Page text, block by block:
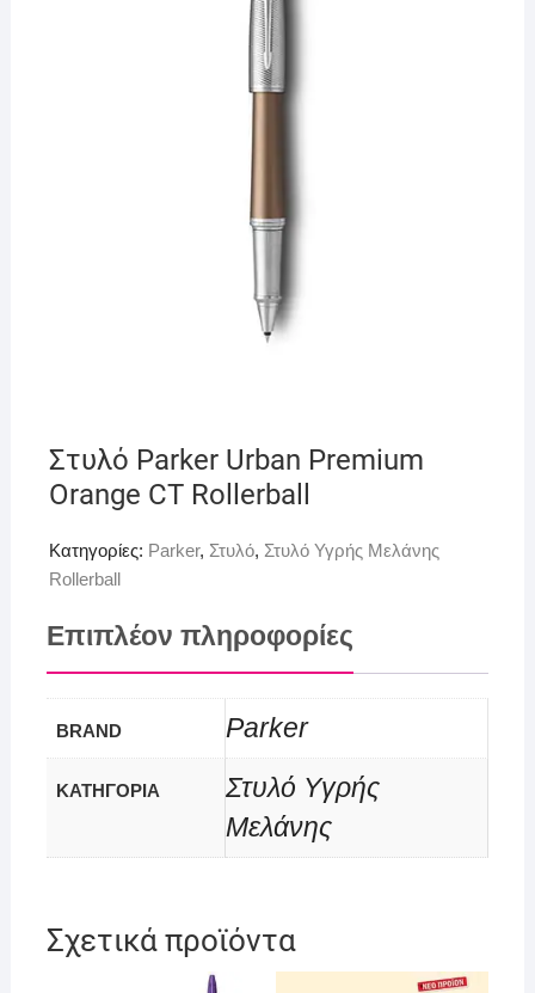
Στυλό Parker Urban Premium
Orange CT Rollerball
Κατηγορίες: Parker, Στυλό, Στυλό Υγρής Μελάνης
Rollerball
Επιπλέον πληροφορίες
BRAND Parker
ΚΑΤΗΓΟΡΙΑ
Στυλό Υγρής
Μελάνης
Σχετικά προϊόντα